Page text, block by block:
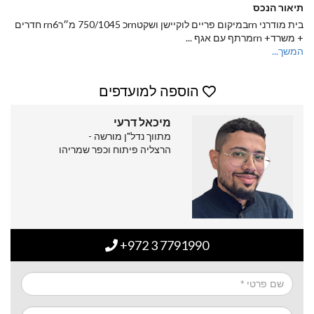
תיאור הנכס
בית מודרני rnבמיקום פריים לוקיישן ושקטrnכ 750/1045 מ״רrn6 חדרים
+ משרד+ rnמרתף עם אגף
...
המשך...
הוספה למועדפים
מיכאל דרעי
מתווך נדל"ן מורשה -
הרצליה פיתוח וכפר שמריהו
+972 3 7791990